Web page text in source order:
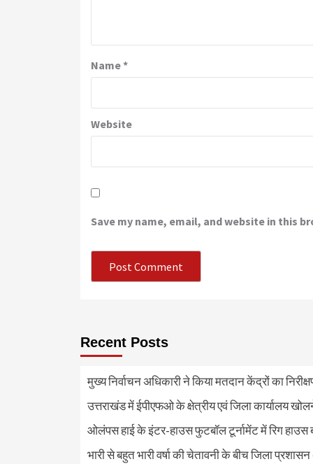
Name*
Website
Save my name, email, and website in this
Recent Posts
मुख्य निर्वाचन अधिकारी ने किया मतदान केंद्रों का
उत्तराखंड में ईपीएफओ के क्षेत्रीय एवं जिला कार्यालय
ओलंपस हाई के इंटर-हाउस फुटबॉल टूर्नामेंट में रिग हाउस
भारी से बहुत भारी वर्षा की चेतावनी के बीच जिला